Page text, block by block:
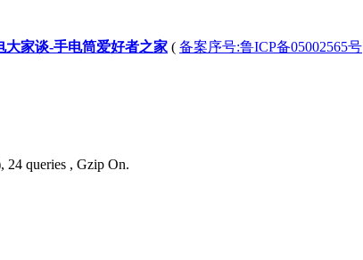
大家谈-手电筒爱好者之家 ( 备案序号:鲁ICP备05002565号
24 queries , Gzip On.